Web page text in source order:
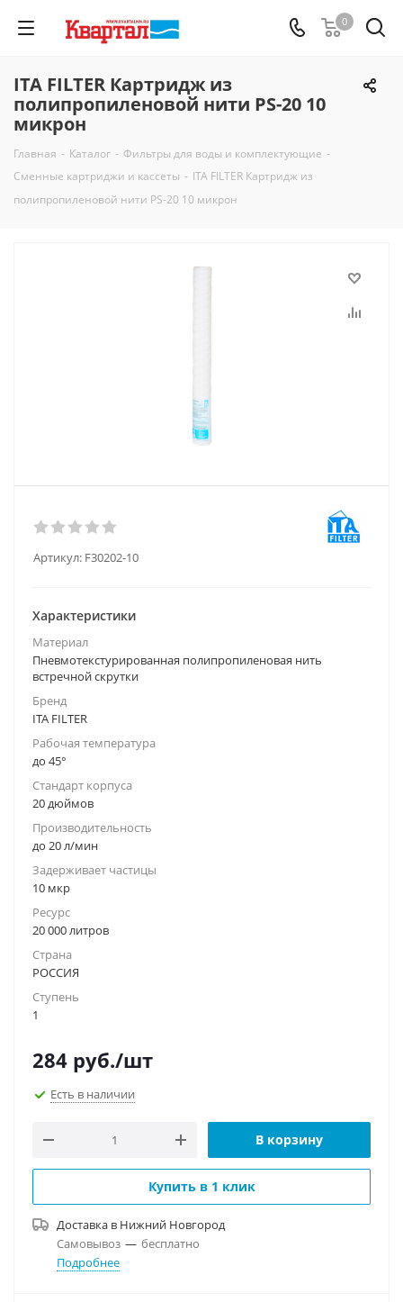
0
ITA FILTER Картридж из
полипропиленовой нити PS-20 10
микрон
Главная - Каталог - Фильтры для воды и комплектующие -
Сменные картриджи и кассеты - ITA FILTER Картридж из
полипропиленовой нити PS-20 10 микрон
Артикул: F30202-10
Характеристики
Материал
Пневмотекстурированная полипропиленовая нить
встречной скрутки
Бренд
ITA FILTER
Рабочая температура
до 45°
Стандарт корпуса
20 дюймов
Производительность
до 20 л/мин
Задерживает частицы
10 мкр
Ресурс
20 000 литров
Страна
РОССИЯ
Ступень
1
284 руб./шт
Есть в наличии
В корзину
Купить в 1 клик
Доставка в Нижний Новгород
Самовывоз — бесплатно
Подробнее